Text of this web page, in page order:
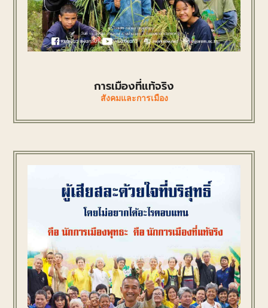
การเมืองที่แท้จริง
สังคมและการเมือง